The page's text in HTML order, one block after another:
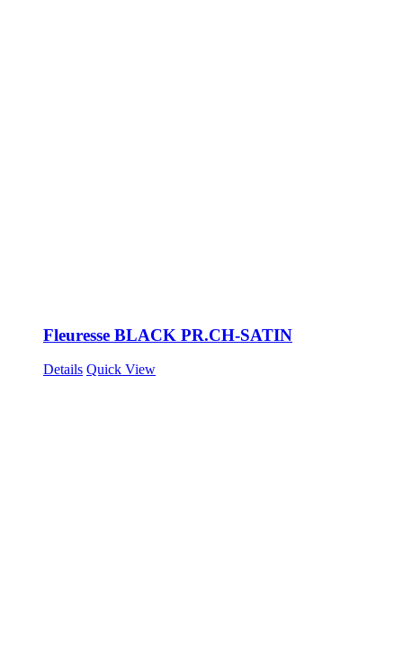
Fleuresse BLACK PR.CH-SATIN
Details Quick View